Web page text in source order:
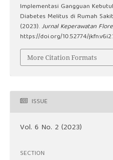
Implementasi Gangguan
Diabetes Melitus di Rumah
(2023).Jurnal Keperawatan
https://doi.org/10.52774/
More Citation Formats
ISSUE
Vol. 6 No. 2 (2023)
SECTION